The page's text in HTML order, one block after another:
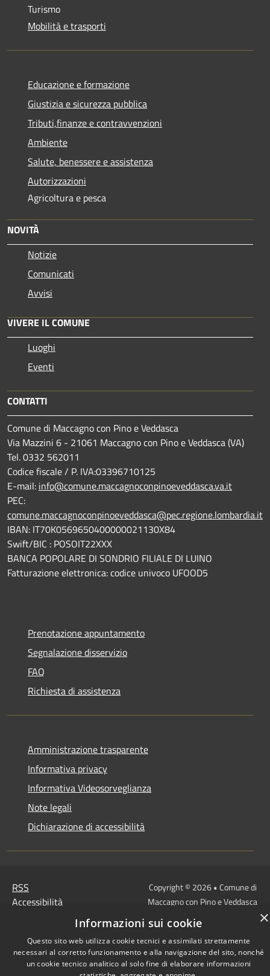
Turismo
Mobilità e trasporti
Educazione e formazione
Giustizia e sicurezza pubblica
Tributi,finanze e contravvenzioni
Ambiente
Salute, benessere e assistenza
Autorizzazioni
Agricoltura e pesca
NOVITÀ
Notizie
Comunicati
Avvisi
VIVERE IL COMUNE
Luoghi
Eventi
CONTATTI
Comune di Maccagno con Pino e Veddasca
Via Mazzini 6 - 21061 Maccagno con Pino e Veddasca (VA)
Tel. 0332 562011
Codice fiscale / P. IVA:03396710125
E-mail: info@comune.maccagnoconpinoeveddasca.va.it
PEC:
comune.maccagnoconpinoeveddasca@pec.regione.lombardia.it
IBAN: IT70K0569650400000021130X84
Swift/BIC : POSOIT22XXX
BANCA POPOLARE DI SONDRIO FILIALE DI LUINO
Fatturazione elettronica: codice univoco UFOOD5
Prenotazione appuntamento
Segnalazione disservizio
FAQ
Richiesta di assistenza
Amministrazione trasparente
Informativa privacy
Informativa Videosorveglianza
Note legali
Dichiarazione di accessibilità
RSS
Accessibilità
Mappa del sito
Copyright © 2026 • Comune di
Maccagno con Pino e Veddasca
• Powered by
Accesso redazione
×
Informazioni sui cookie
Questo sito web utilizza cookie tecnici e assimilati strettamente
necessari al corretto funzionamento e alla navigazione del sito, nonché
un cookie tecnico analitico al solo fine di elaborare informazioni